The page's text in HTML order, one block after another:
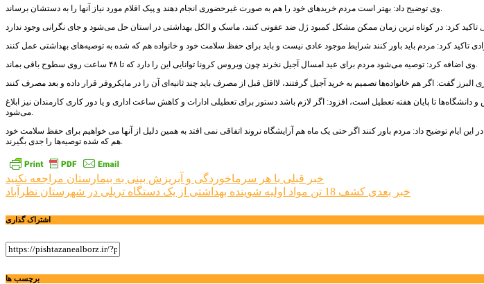
وی توضیح داد: بهتر است مردم خریدهای خود را هم به صورت غیرحضوری انجام دهند و پیک اقلام مورد نیاز آنها را به دستشان برساند.
وی اضافه کرد: توصیه می‌شود مردم برای عید امسال آجیل نخرند چون ویروس کرونا توانایی این را دارد که تا ۴۸ ساعت روی سطوح باقی بماند.
تا پایان هفته تعطیل است، افزود: اگر لازم باشد دستور برای تعطیلی ادارات و کاهش ساعت اداری و یا دور کاری کارمندان نیز ابلاغ
می‌شود.
این ایام توضیح داد: مردم باور کنند اگر حتی یک ماه هم آرایشگاه نروند اتفاقی نمی افتد به همین دلیل از آنها می خواهیم برای حفظ سلامت خود
هم که شده توصیه‌ها را جدی بگیرند.
راهبری
نوشته
خبر قبلی با هر سرماخوردگی و آبریزش بینی به بیمارستان مراجعه نکنید
خبر بعدی کشف 18 تن مواد اولیه شوینده بهداشتی از یک دستگاه تریلی در شهرستان نظرآباد
اشتراک گذاری
برچسب ها